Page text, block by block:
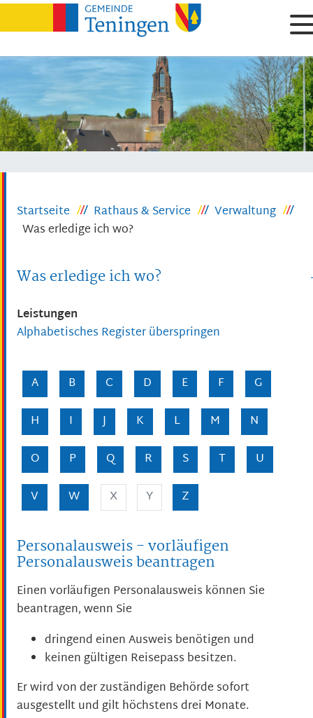
Startseite Rathaus & Service
Verwaltung
Was erledige ich wo?
Was erledige ich wo?
Leistungen
Alphabetisches Register überspringen
A B C D E F
G
H
I J K L M
N
O
P Q R S T
U
V
W X Y Z
Personalausweis - vorläufigen
Personalausweis beantragen
Einen vorläufigen Personalausweis können Sie
beantragen, wenn Sie
dringend einen Ausweis benötigen und
keinen gültigen Reisepass besitzen.
Er wird von der zuständigen Behörde sofort
ausgestellt und gilt höchstens drei Monate.